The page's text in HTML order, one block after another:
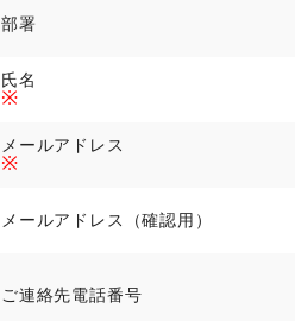
部署
氏名
※
メールアドレス
※
メールアドレス（確認用）
ご連絡先電話番号